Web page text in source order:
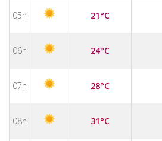
05h 21°C
06h 24°C
07h 28°C
08h 31°C